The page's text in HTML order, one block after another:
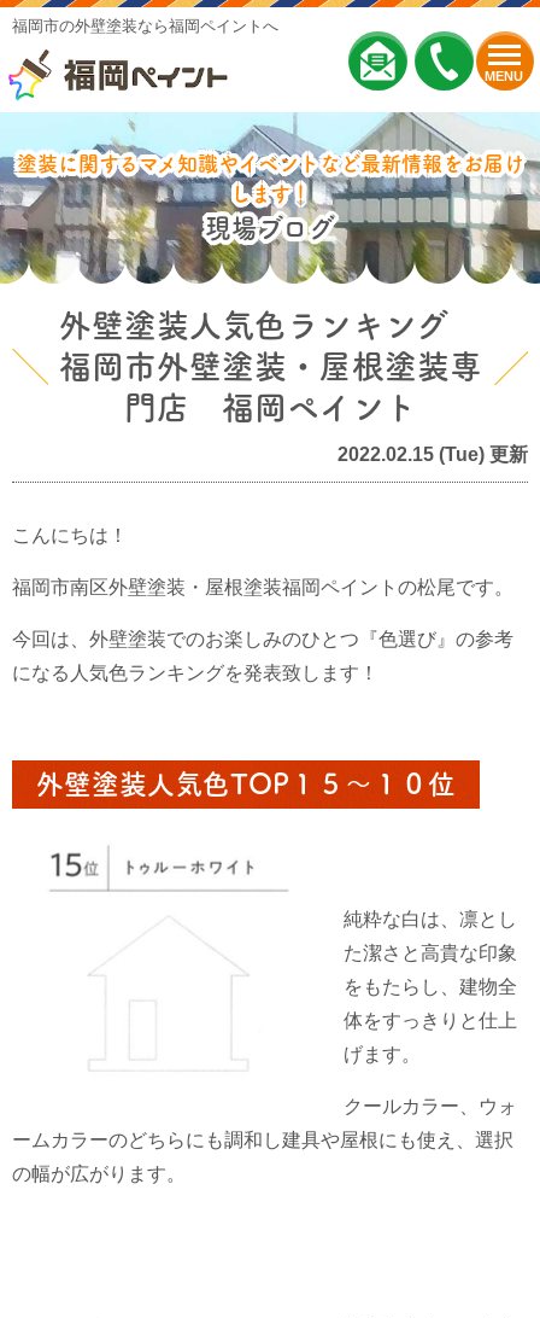
MENU
福岡市の外壁塗装なら福岡ペイントへ
塗装に関するマメ知識やイベントなど最新情報をお届け
します！
現場ブログ
外壁塗装人気色ランキング
福岡市外壁塗装・屋根塗装専
門店 福岡ペイント
2022.02.15 (Tue) 更新
こんにちは！
福岡市南区外壁塗装・屋根塗装福岡ペイントの松尾です。
今回は、外壁塗装でのお楽しみのひとつ『色選び』の参考
になる人気色ランキングを発表致します！
外壁塗装人気色TOP１５〜１０位
純粋な白は、凛とし
た潔さと高貴な印象
をもたらし、建物全
体をすっきりと仕上
げます。
クールカラー、ウォ
ームカラーのどちらにも調和し建具や屋根にも使え、選択
の幅が広がります。